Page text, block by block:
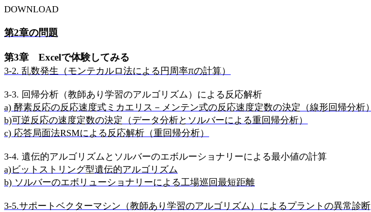
DOWNLOAD
第2章の問題
第3章 Excelで体験してみる
3-2. 乱数発生（モンテカルロ法による円周率πの計算）
3-3. 回帰分析（教師あり学習のアルゴリズム）による反応解析
a) 酵素反応の反応速度式ミカエリス－メンテン式の反応速度定数の決定（線形回帰分析）
b)可逆反応の速度定数の決定（データ分析とソルバーによる重回帰分析）
c) 応答局面法RSMによる反応解析（重回帰分析）
3-4. 遺伝的アルゴリズムとソルバーのエボルーショナリーによる最小値の計算
a)ビットス トリング型遺伝的アルゴリズム
b) ソルバーのエボリューショナリーによる工場巡回最短距離
3-5.サポートベクターマシン（教師あり学習のアルゴリズム）によるプラントの異常診断